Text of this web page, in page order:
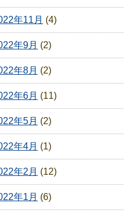
年11月 (4)
年9月 (2)
年8月 (2)
年6月 (11)
年5月 (2)
年4月 (1)
年2月 (12)
年1月 (6)